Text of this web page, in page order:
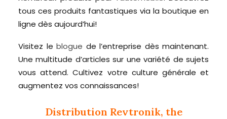
tous ces produits fantastiques via la boutique en
ligne dès aujourd’hui!
Visitez le blogue de l’entreprise dès maintenant.
Une multitude d’articles sur une variété de sujets
vous attend. Cultivez votre culture générale et
augmentez vos connaissances!
Distribution Revtronik, the